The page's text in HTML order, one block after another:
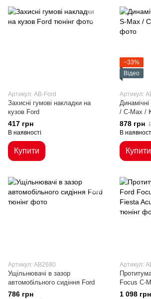
Артикул: AB-Ford
Захисні гумові накладки на
кузов Ford
417 грн
В наявності
Купити
−33%
Відео
Артикул:
/ C-Max /
878 грн
В
Купити
Артикул: AB2680
Ущільнювачі в зазор
автомобільного сидіння Ford
786 грн
Артикул:
Focus C-
Acura ILX
1 098 грн